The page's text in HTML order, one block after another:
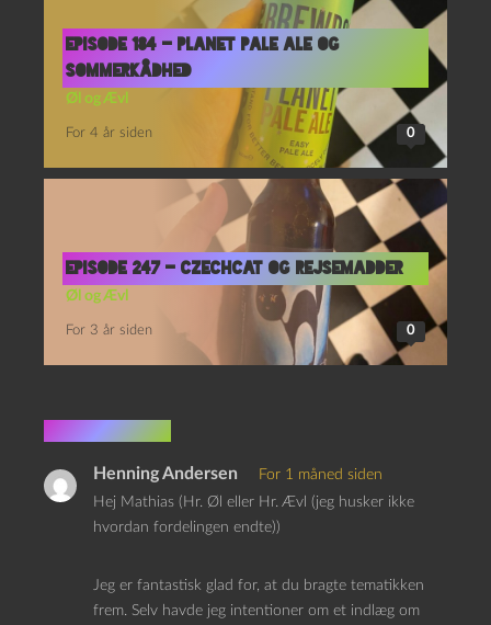
Episode 184 – Planet Pale Ale og
Sommerkådhed
Øl og Ævl
For 4 år siden 0
Episode 247 – CzechCat og Rejsemadder
Øl og Ævl
For 3 år siden 0
1 kommentar
Henning Andersen
For 1 måned siden
Hej Mathias (Hr. Øl eller Hr. Ævl (jeg husker ikke
hvordan fordelingen endte))
Jeg er fantastisk glad for, at du bragte tematikken
frem. Selv havde jeg intentioner om et indlæg om